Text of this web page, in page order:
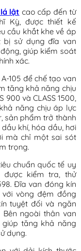
lật cao cấp đến từ
Kỳ, được thiết kế
cầu khắt khe về áp
bị sử dụng đĩa van
giúp kiểm soát
xác.
105 để chế tạo van
tăng khả năng chịu
900 và CLASS 1500,
năng chịu áp lực
sản phẩm trở thành
khí, hóa dầu, hơi
mà chỉ một sai sót
trọng.
chuẩn quốc tế uy
được kiểm tra, thử
Đĩa van đóng kín
vòng đệm đồng
tuyệt đối và ngăn
ngoài thân van
tăng khả năng
dụng.